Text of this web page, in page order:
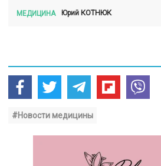
МЕДИЦИНА Юрий КОТНЮК
#Новости медицины